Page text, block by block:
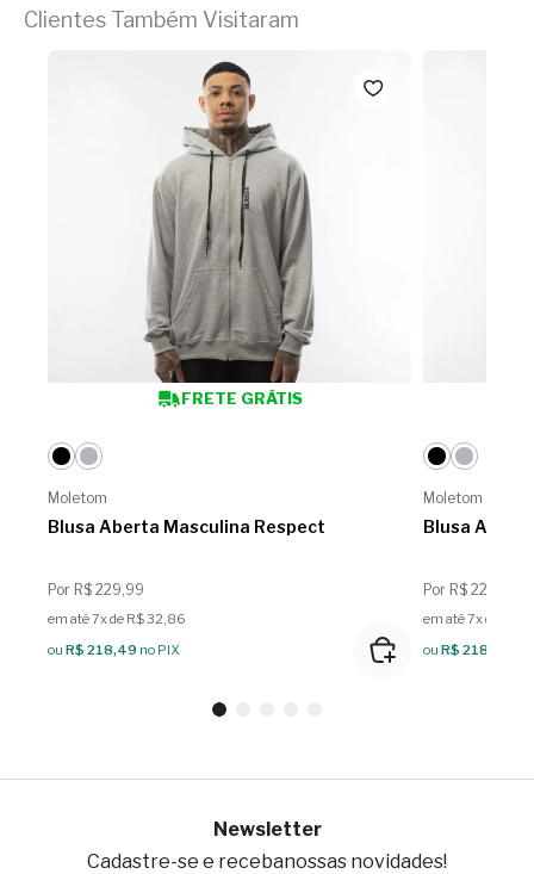
Clientes Também Visitaram
FRETE GRÁTIS
Moletom
Blusa Aberta Masculina Respect
Por R$ 229,99
em até 7x de R$ 32,86
ou R$ 218,49 no PIX
Moletom
Blusa
Por R$ 229,99
em até 7x de R$
ou R$ 218,49
Newsletter
Cadastre-se e recebanossas novidades!